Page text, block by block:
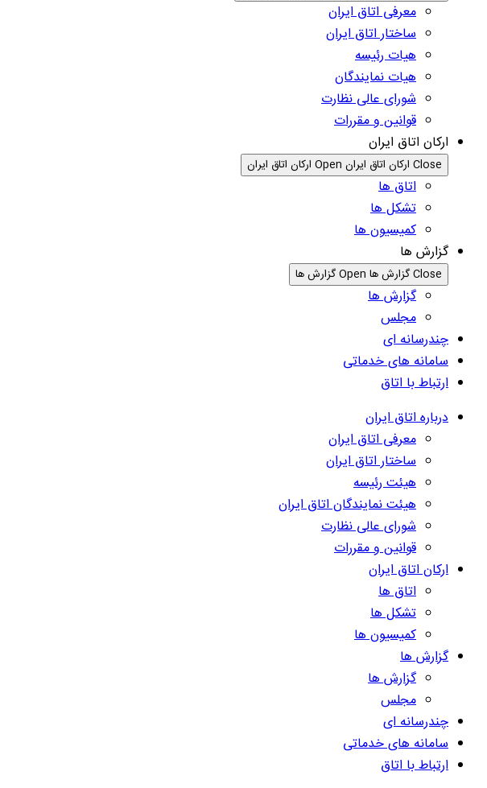
معرفی اتاق ایران
ساختار اتاق ایران
هیات رئیسه
هیات نمایندگان
شورای عالی نظارت
قوانین و مقررات
ارکان اتاق ایران
Close ارکان اتاق ایران Open ارکان اتاق ایران
اتاق ها
تشکل ها
کمیسیون ها
گزارش ها
Close گزارش ها Open گزارش ها
گزارش ها
مجلس
چندرسانه ای
سامانه های خدماتی
ارتباط با اتاق
درباره اتاق ایران
معرفی اتاق ایران
ساختار اتاق ایران
هیئت رئیسه
هیئت نمایندگان اتاق ایران
شورای عالی نظارت
قوانین و مقررات
ارکان اتاق ایران
اتاق ها
تشکل ها
کمیسیون ها
گزارش ها
گزارش ها
مجلس
چندرسانه ای
سامانه های خدماتی
ارتباط با اتاق